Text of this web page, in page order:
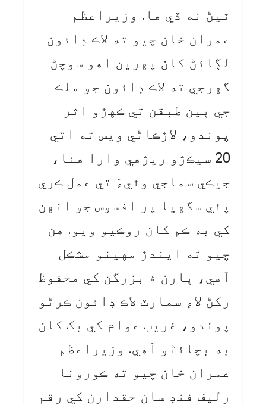
ٿيڻ نه ڏي ها. وزيراعظم
عمران خان چيو ته لاڪ ڊائون
لڳائڻ کان پهرين اهو سوچڻ
گهرجي ته لاڪ ڊائون جو ملڪ
جي ٻين طبقن تي ڪهڙو اثر
پوندو، لاڙڪاڻي ويس ته اتي
20 سيڪڙو ريڙهي وارا هئا،
جيڪي سماجي وٿيءَ تي عمل ڪري
پئي سگهيا پر افسوس جو انهن
کي به ڪم کان روڪيو ويو. هن
چيو ته ايندڙ مهينو مشڪل
آهي، ٻارن ۽ بزرگن کي محفوظ
رکڻ لاءِ سمارٽ لاڪ ڊائون ڪرڻو
پوندو، غريب عوام کي بک کان
به بچائڻو آهي. وزيراعظم
عمران خان چيو ته ڪورونا
رليف فنڊ سان حقدارن کي رقم